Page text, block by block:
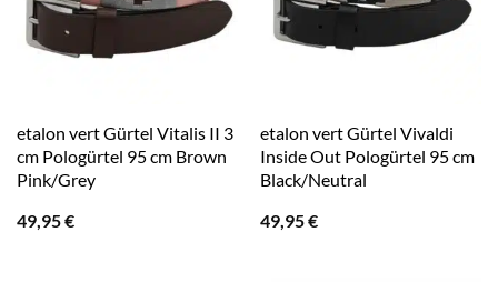
etalon vert Gürtel Vitalis II 3
cm Pologürtel 95 cm Brown
Pink/Grey
49,95€
etalon vert Gürtel Vivaldi
Inside Out Pologürtel 95 cm
Black/Neutral
49,95€